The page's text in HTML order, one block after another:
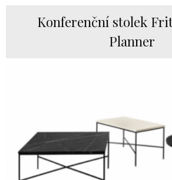
Konferenční stolek
Planner